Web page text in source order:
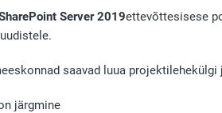
Server 2019ettevõttesisese
saavad luua
järgmine